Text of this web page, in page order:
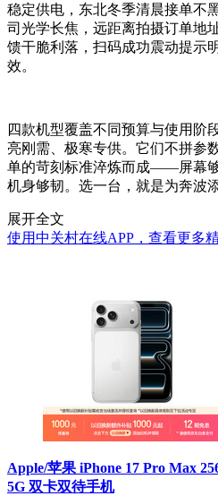
稳定供电，东北冬季清晨接单不
司光学长焦，远距离拍摄订单地
馈干脆利落，扫码成功震动提示
效。
四款机型覆盖不同预算与使用阶
亮刚需、极寒专供。它们不拼参
单的苛刻标准淬炼而成——屏幕
机身够韧。选一台，就是为奔波
展开全文
使用中关村在线APP，查看更多
Apple/苹果 iPhone 17 Pro Max
5G 双卡双待手机